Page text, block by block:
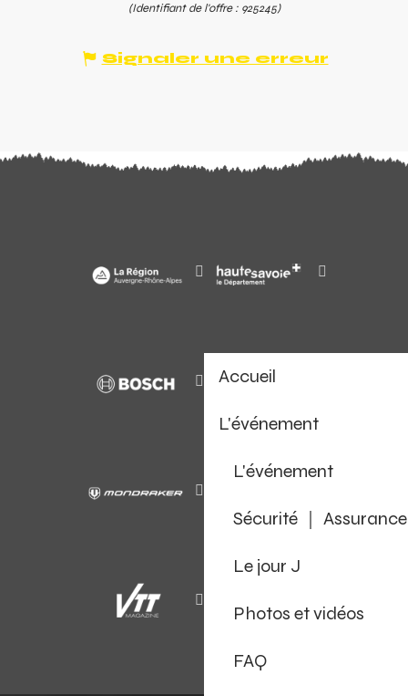
Accueil
L'événement
L'événement
Sécurité ｜ Assurance
Le jour J
Photos et vidéos
FAQ
(Identifiant de l'offre : 925245)
Signaler une erreur